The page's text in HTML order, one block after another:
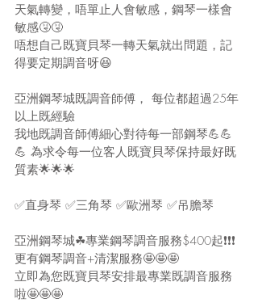
天氣轉變，唔單止人會敏感，鋼琴一樣會
敏感🤧🤧
唔想自己既寶貝琴一轉天氣就出問題，記
得要定期調音呀😆
亞洲鋼琴城既調音師傅， 每位都超過25年
以上既經驗
我地既調音師傅細心對待每一部鋼琴💪💪
💪 為求令每一位客人既寶貝琴保持最好既
質素🌟🌟🌟
✅直身琴 ✅三角琴 ✅歐洲琴 ✅吊膽琴
亞洲鋼琴城☘專業鋼琴調音服務$400起❗❗❗
更有鋼琴調音+清潔服務🤩🤩🤩
立即為您既寶貝琴安排最專業既調音服務
啦🤩🤩🤩